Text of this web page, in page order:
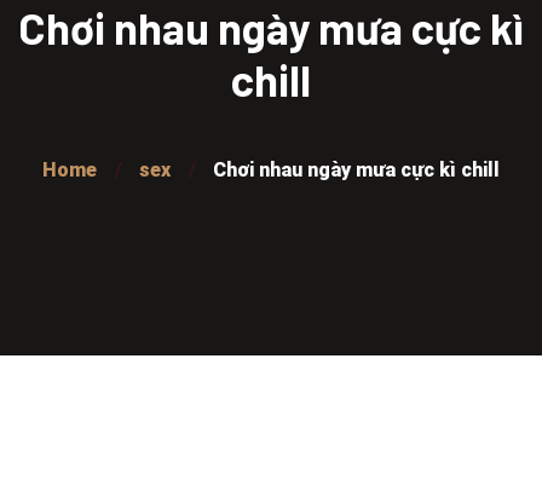
Chơi nhau ngày mưa cực kì
chill
Home sex Chơi nhau ngày mưa cực kì chill